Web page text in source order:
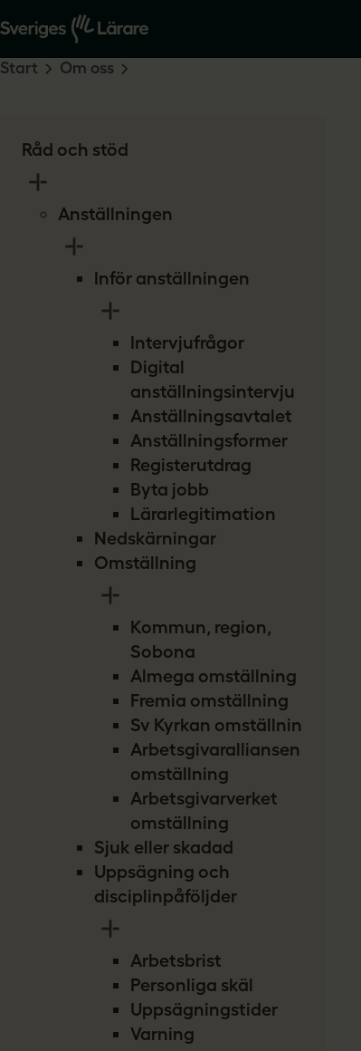
Råd och stöd
Anställningen
Inför anställningen
Intervjufrågor
Digital
anställningsintervju
Anställningsavtalet
Anställningsformer
Registerutdrag
Byta jobb
Lärarlegitimation
Nedskärningar
Omställning
Kommun, region,
Sobona
Almega omställning
Fremia omställning
Sv Kyrkan omställning
Arbetsgivaralliansen
omställning
Arbetsgivarverket
omställning
Sjuk eller skadad
Uppsägning och
disciplinpåföljder
Arbetsbrist
Personliga skäl
Uppsägningstider
Varning
Start Om oss